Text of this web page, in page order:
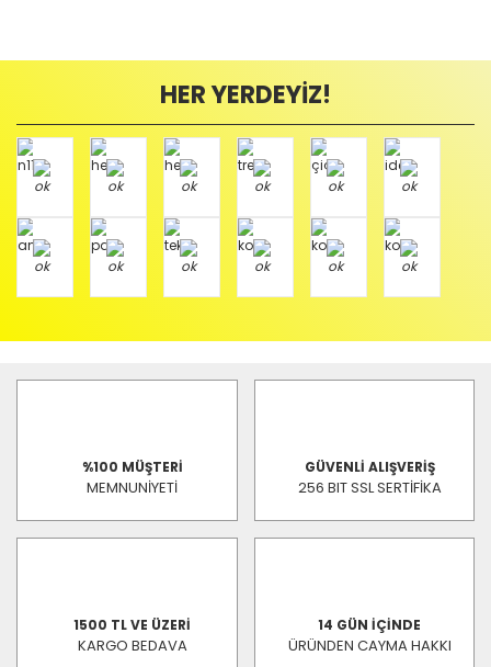
HER YERDEYİZ!
%100 MÜŞTERİ
MEMNUNİYETİ
GÜVENLİ ALIŞVERİŞ
256 BIT SSL SERTİFİKA
1500 TL VE ÜZERİ
KARGO BEDAVA
14 GÜN İÇİNDE
ÜRÜNDEN CAYMA HAKKI